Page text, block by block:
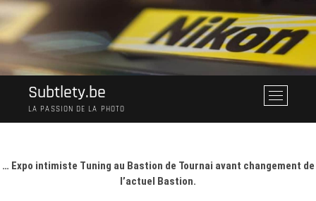
Skip
content
Subtlety.be
LA PASSION DE LA PHOTO
M
e
n
u
… Expo intimiste Tuning au Bastion de Tournai avant changement de
l’actuel Bastion.